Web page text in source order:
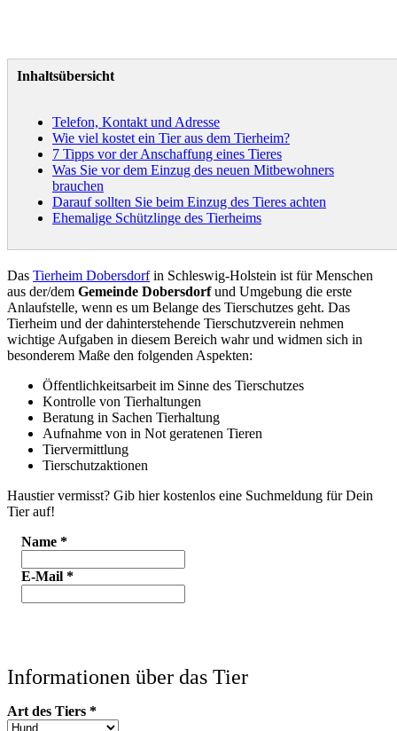
Inhaltsübersicht
Telefon, Kontakt und Adresse
Wie viel kostet ein Tier aus dem Tierheim?
7 Tipps vor der Anschaffung eines Tieres
Was Sie vor dem Einzug des neuen Mitbewohners
brauchen
Darauf sollten Sie beim Einzug des Tieres achten
Ehemalige Schützlinge des Tierheims
Das Tierheim Dobersdorfin Schleswig-Holstein ist für Menschen
aus der/dem Gemeinde Dobersdorfund Umgebung die erste
Anlaufstelle, wenn es um Belange des Tierschutzes geht. Das
Tierheim und der dahinterstehende Tierschutzverein nehmen
wichtige Aufgaben in diesem Bereich wahr und widmen sich in
besonderem Maße den folgenden Aspekten:
Öffentlichkeitsarbeit im Sinne des Tierschutzes
Kontrolle von Tierhaltungen
Beratung in Sachen Tierhaltung
Aufnahme von in Not geratenen Tieren
Tiervermittlung
Tierschutzaktionen
Haustier vermisst? Gib hier kostenlos eine Suchmeldung für Dein
Tier auf!
Name *
E-Mail *
Informationen über das Tier
Art des Tiers *